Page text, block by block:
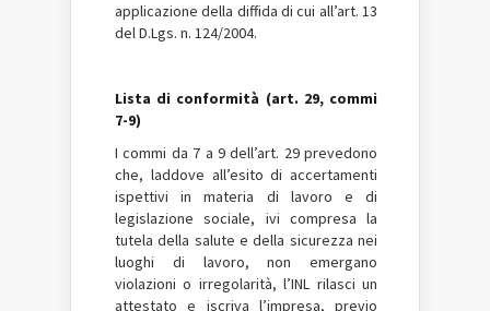
applicazione della diffida di cui all’art. 13
del D.Lgs. n. 124/2004.
Lista di conformità (art. 29, commi
7-9)
I commi da 7 a 9 dell’art. 29 prevedono
che, laddove all’esito di accertamenti
ispettivi in materia di lavoro e di
legislazione sociale, ivi compresa la
tutela della salute e della sicurezza nei
luoghi di lavoro, non emergano
violazioni o irregolarità, l’INL rilasci un
attestato e iscriva l’impresa, previo